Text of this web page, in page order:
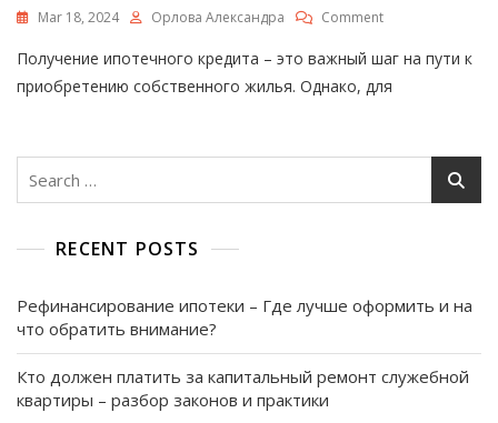
Mar 18, 2024 Орлова Александра CommentOn
Накопить
На
Ипотеке
Небольшой
И
Получение ипотечного кредита – это важный шаг на пути к
приобретению собственного жилья. Однако, для
Search
RECENT POSTS
Рефинансирование ипотеки – Где лучше оформить и на
что обратить внимание?
Кто должен платить за капитальный ремонт служебной
квартиры – разбор законов и практики